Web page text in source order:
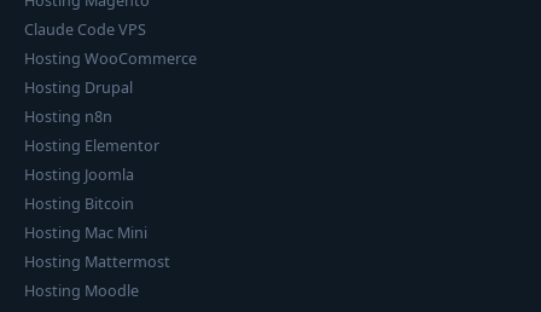
Claude Code VPS
Hosting WooCommerce
Hosting Drupal
Hosting n8n
Hosting Elementor
Hosting Joomla
Hosting Bitcoin
Hosting Mac Mini
Hosting Mattermost
Hosting Moodle